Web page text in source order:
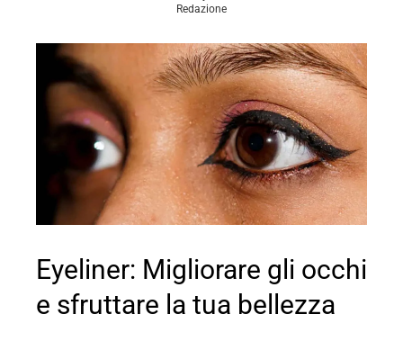
Redazione
Eyeliner: Migliorare gli occhi
e sfruttare la tua bellezza